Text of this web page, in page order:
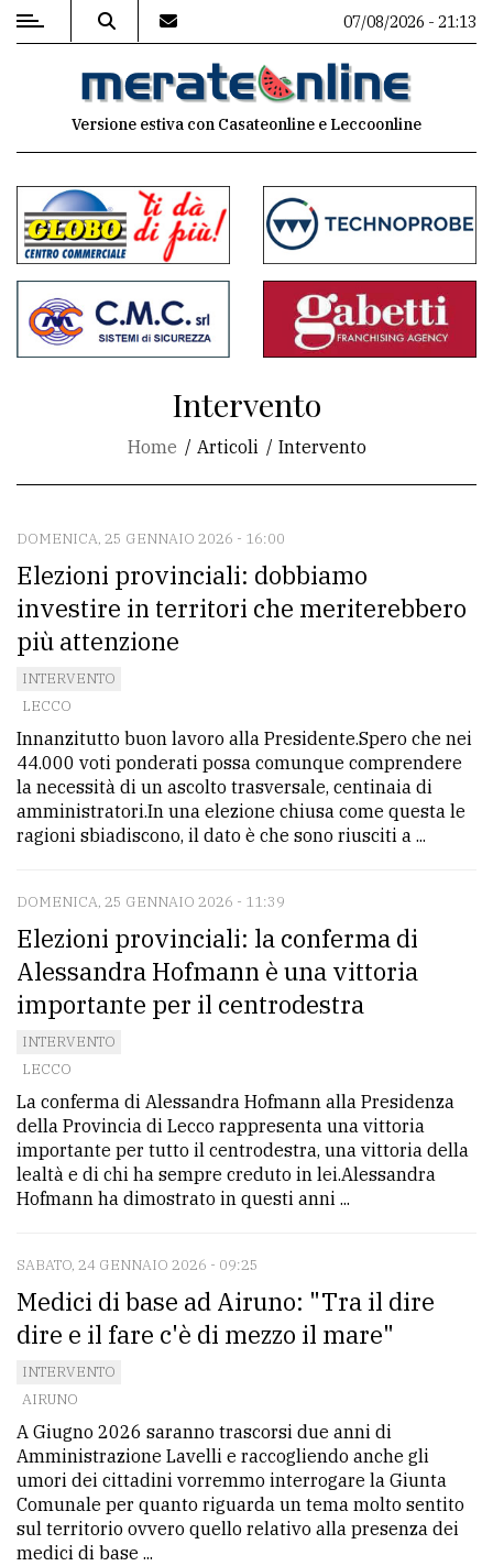
MENU
commenti
Contenuti
del
sito
CONTATTI
La
redazione
Per
la
tua
pubblicità
per
comune
Ricerca
LE
ALTRE
TESTATE
PRIVACY
policy
Cookie
policy
07/08/2026 - 21:13
Versione estiva con Casateonline e Leccoonline
Intervento
Home Articoli Intervento
DOMENICA, 25 GENNAIO 2026 - 16:00
Elezioni provinciali: dobbiamo
investire in territori che meriterebbero
più attenzione
INTERVENTO
LECCO
Innanzitutto buon lavoro alla Presidente.Spero che nei
44.000 voti ponderati possa comunque comprendere
la necessità di un ascolto trasversale, centinaia di
amministratori.In una elezione chiusa come questa le
ragioni sbiadiscono, il dato è che sono riusciti a ...
DOMENICA, 25 GENNAIO 2026 - 11:39
Elezioni provinciali: la conferma di
Alessandra Hofmann è una vittoria
importante per il centrodestra
INTERVENTO
LECCO
La conferma di Alessandra Hofmann alla Presidenza
della Provincia di Lecco rappresenta una vittoria
importante per tutto il centrodestra, una vittoria della
lealtà e di chi ha sempre creduto in lei.Alessandra
Hofmann ha dimostrato in questi anni ...
SABATO, 24 GENNAIO 2026 - 09:25
Medici di base ad Airuno: "Tra il dire
dire e il fare c'è di mezzo il mare"
INTERVENTO
AIRUNO
A Giugno 2026 saranno trascorsi due anni di
Amministrazione Lavelli e raccogliendo anche gli
umori dei cittadini vorremmo interrogare la Giunta
Comunale per quanto riguarda un tema molto sentito
sul territorio ovvero quello relativo alla presenza dei
medici di base ...